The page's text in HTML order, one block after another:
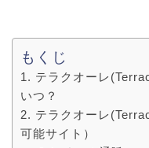
もくじ
テラクオーレ
いつ？
テラクオーレ
可能サイト）